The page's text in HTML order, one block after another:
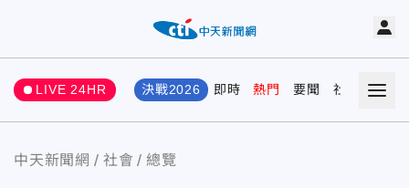
LIVE 24HR 決戰2026 即時 熱門 要聞 社會 娛樂
中天新聞網 社會 總覽